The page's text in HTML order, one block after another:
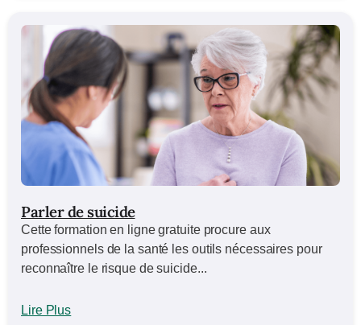
Parler de suicide
Cette formation en ligne gratuite procure aux
professionnels de la santé les outils nécessaires pour
reconnaître le risque de suicide...
Lire Plus